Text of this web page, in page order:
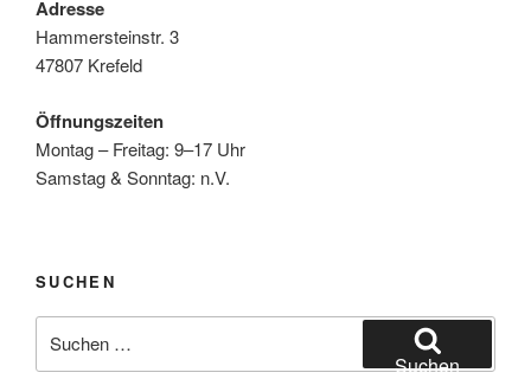
Adresse
Hammersteinstr. 3
47807 Krefeld
Öffnungszeiten
Montag – Freitag: 9–17 Uhr
Samstag & Sonntag: n.V.
SUCHEN
nach:
Suchen